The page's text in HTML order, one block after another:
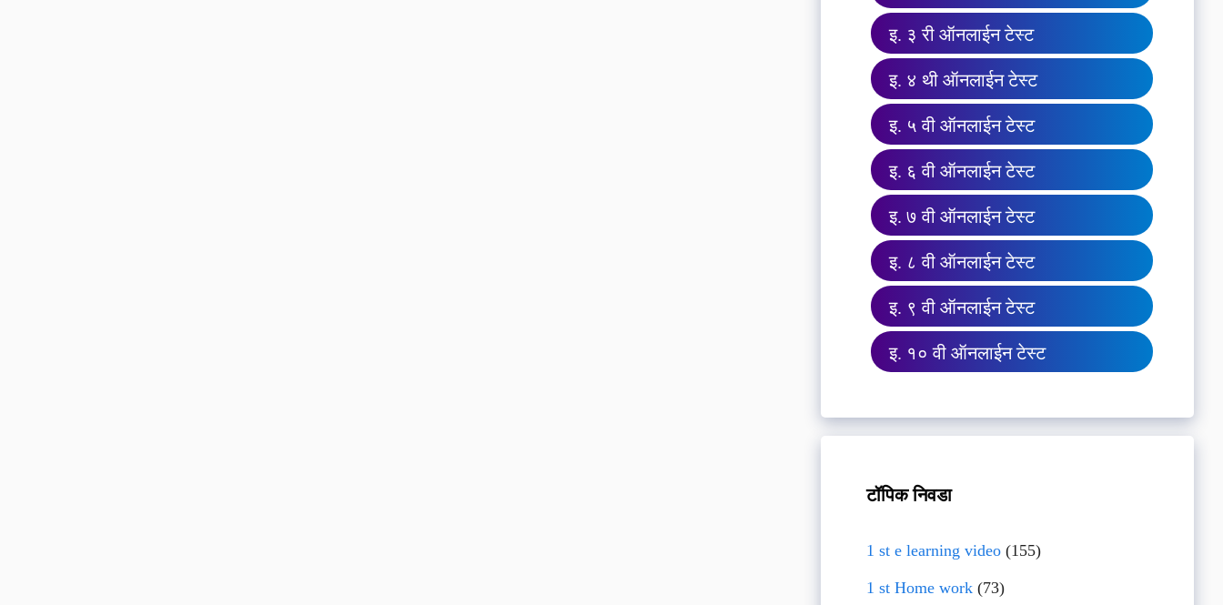
इ. ३ री ऑनलाईन टेस्ट
इ. ४ थी ऑनलाईन टेस्ट
इ. ५ वी ऑनलाईन टेस्ट
इ. ६ वी ऑनलाईन टेस्ट
इ. ७ वी ऑनलाईन टेस्ट
इ. ८ वी ऑनलाईन टेस्ट
इ. ९ वी ऑनलाईन टेस्ट
इ. १० वी ऑनलाईन टेस्ट
टॉपिक निवडा
1 st e learning video(155)
1 st Home work(73)